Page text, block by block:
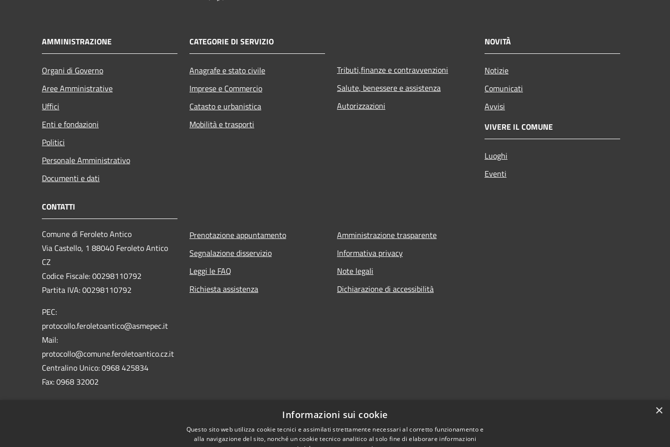
AMMINISTRAZIONE
Organi di Governo
Aree Amministrative
Uffici
Enti e fondazioni
Politici
Personale Amministrativo
Documenti e dati
CATEGORIE DI SERVIZIO
Anagrafe e stato civile
Imprese e Commercio
Catasto e urbanistica
Mobilità e trasporti
Tributi,finanze e contravvenzioni
Salute, benessere e assistenza
Autorizzazioni
NOVITÀ
Notizie
Comunicati
Avvisi
VIVERE IL COMUNE
Luoghi
Eventi
CONTATTI
Comune di Feroleto Antico
Via Castello, 1 88040 Feroleto Antico
CZ
Codice Fiscale: 00298110792
Partita IVA: 00298110792
PEC:
protocollo.feroletoantico@asmepec.it
Mail:
protocollo@comune.feroletoantico.cz.it
Centralino Unico: 0968 425834
Fax: 0968 32002
Prenotazione appuntamento
Segnalazione disservizio
Leggi le FAQ
Richiesta assistenza
Amministrazione trasparente
Informativa privacy
Note legali
Dichiarazione di accessibilità
×
Informazioni sui cookie
Questo sito web utilizza cookie tecnici e assimilati strettamente necessari al corretto funzionamento e
alla navigazione del sito, nonché un cookie tecnico analitico al solo fine di elaborare informazioni